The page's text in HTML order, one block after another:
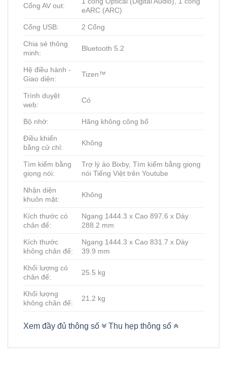
Cổng AV out:
eARC (ARC)
Cổng USB: 2 Cổng
Chia sẻ thông
minh:
Bluetooth 5.2
Hệ điều hành -
Giao diện:
Tizen™
Trình duyệt
web:
Có
Bộ nhớ: Hãng không công bố
Điều khiển
bằng cử chỉ:
Không
Tìm kiếm bằng
giọng nói:
Trợ lý ảo Bixby, Tìm kiếm bằng giọng
nói Tiếng Việt trên Youtube
Nhận diện
khuôn mặt:
Không
Kích thước có
chân đế:
Ngang 1444.3 x Cao 897.6 x Dày
288.2 mm
Kích thước
không chân đế:
Ngang 1444.3 x Cao 831.7 x Dày
39.9 mm
Khối lượng có
chân đế:
25.5 kg
Khối lượng
không chân đế:
21.2 kg
Xem đầy đủ thông số Thu hẹp thông số